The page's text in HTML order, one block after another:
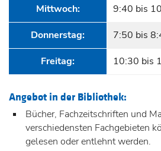
Mittwoch:
9:40 bis
Donnerstag:
7:50 bis
Freitag:
10:30 bis
Angebot in der Bibliothek:
Bücher, Fachzeitschriften und
verschiedensten Fachgebieten
gelesen oder entlehnt werden.